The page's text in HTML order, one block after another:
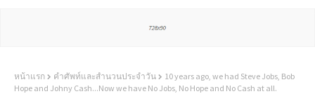
หน้าแรก คำศัพท์และสำนวนประจำวัน
10 years ago, we had Steve Jobs, Bob
Hope and Johny Cash...Now we have No Jobs, No Hope and No Cash at all.